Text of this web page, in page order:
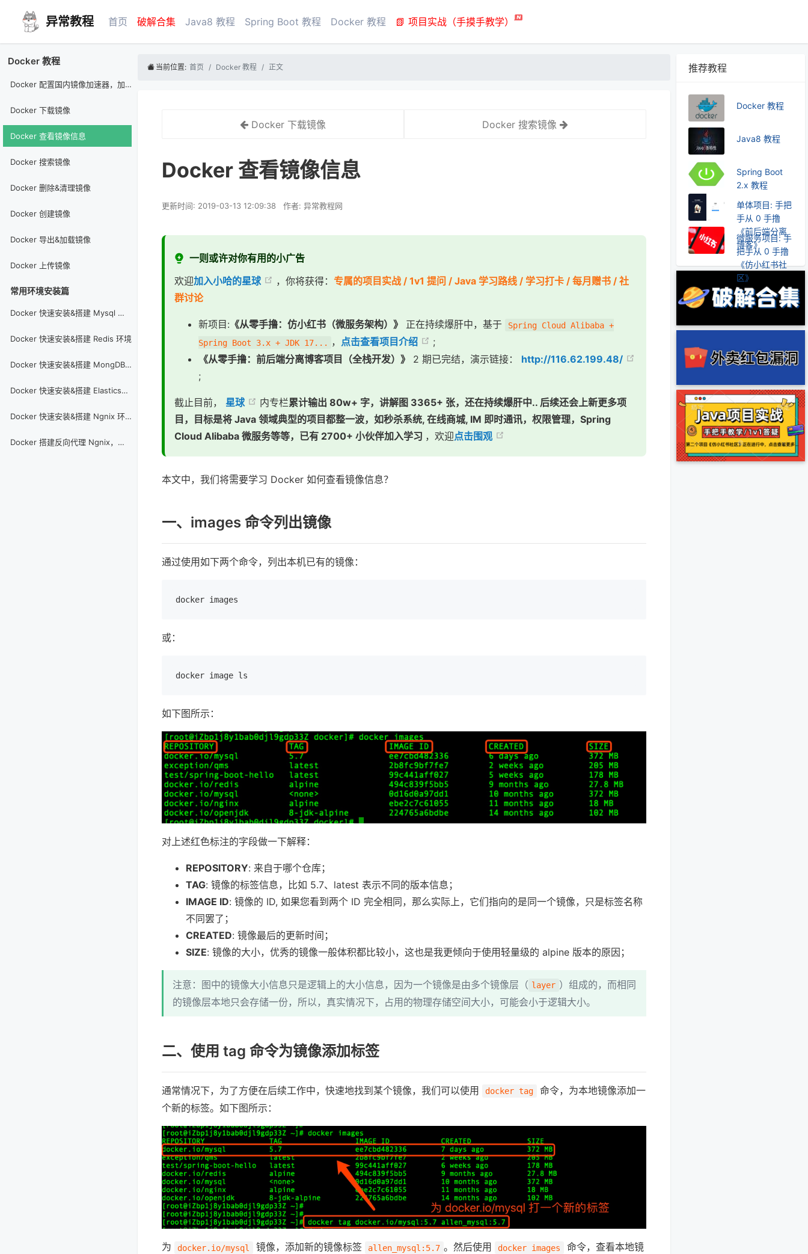
异常教程 首页 破解合集 Java8 教程 Spring Boot 教程 Docker 教程 📗 项目实战（手摸手教学）
Docker 教程
Docker 配置国内镜像加速器，加速下载速度
Docker 下载镜像
Docker 查看镜像信息
Docker 搜索镜像
Docker 删除&清理镜像
Docker 创建镜像
Docker 导出&加载镜像
Docker 上传镜像
常用环境安装篇
Docker 快速安装&搭建 Mysql 环境
Docker 快速安装&搭建 Redis 环境
Docker 快速安装&搭建 MongDB 环境
Docker 快速安装&搭建 Elasticsearch 环境
Docker 快速安装&搭建 Ngnix 环境，并配置反向代理
Docker 搭建反向代理 Ngnix，并配置 Https SSL 证书
当前位置: 首页 Docker 教程 正文
Docker 下载镜像 Docker 搜索镜像
Docker 查看镜像信息
更新时间: 2019-03-13 12:09:38 作者: 异常教程网
一则或许对你有用的小广告
欢迎加入小哈的星球 ，你将获得： 专属的项目实战 / 1v1 提问 / Java 学习路线 / 学习打卡 / 每月赠书 / 社
群讨论
新项目: 《从零手撸：仿小红书（微服务架构）》 正在持续爆肝中，基于
Spring Cloud Alibaba +
Spring Boot 3.x + JDK 17...
， 点击查看项目介绍
;
《从零手撸：前后端分离博客项目（全栈开发）》
2 期已完结，演示链接：
http://116.62.199.48/
;
截止目前， 星球 内专栏累计输出 80w+ 字，讲解图 3365+ 张，还在持续爆肝中.. 后续还会上新更多项
目，目标是将 Java 领域典型的项目都整一波，如秒杀系统, 在线商城, IM 即时通讯，权限管理，Spring
Cloud Alibaba 微服务等等，已有 2700+ 小伙伴加入学习 ，欢迎点击围观
本文中，我们将需要学习 Docker 如何查看镜像信息？
一、images 命令列出镜像
通过使用如下两个命令，列出本机已有的镜像：
或：
如下图所示：
对上述红色标注的字段做一下解释：
REPOSITORY: 来自于哪个仓库；
TAG: 镜像的标签信息，比如 5.7、latest 表示不同的版本信息；
IMAGE ID: 镜像的 ID, 如果您看到两个 ID 完全相同，那么实际上，它们指向的是同一个镜像，只是标签名称
不同罢了；
CREATED: 镜像最后的更新时间；
SIZE: 镜像的大小，优秀的镜像一般体积都比较小，这也是我更倾向于使用轻量级的 alpine 版本的原因；
注意：图中的镜像大小信息只是逻辑上的大小信息，因为一个镜像是由多个镜像层（ layer ）组成的，而相同
的镜像层本地只会存储一份，所以，真实情况下，占用的物理存储空间大小，可能会小于逻辑大小。
二、使用 tag 命令为镜像添加标签
通常情况下，为了方便在后续工作中，快速地找到某个镜像，我们可以使用 docker tag
命令，为本地镜像添加一
个新的标签。如下图所示：
为 docker.io/mysql 镜像，添加新的镜像标签 allen_mysql:5.7 。然后使用 docker images
命令，查看本地镜
推荐教程
Docker 教程
Java8 教程
Spring Boot
2.x 教程
单体项目: 手把
手从 0 手撸
《前后端分离
博客》
微服务项目: 手
把手从 0 手撸
《仿小红书社
区》